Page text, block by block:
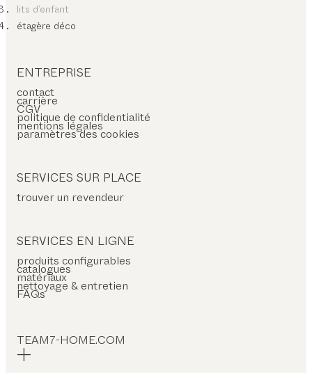
lits d’enfant
étagère déco
ENTREPRISE
contact
carrière
CGV
politique de confidentialité
mentions légales
paramètres des cookies
SERVICES SUR PLACE
trouver un revendeur
SERVICES EN LIGNE
produits configurables
catalogues
matériaux
nettoyage & entretien
FAQs
TEAM7-HOME.COM